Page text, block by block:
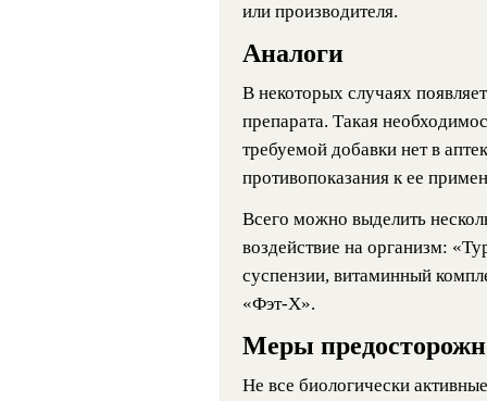
или производителя.
Аналоги
В некоторых случаях
препарата. Такая
требуемой добавки нет в
противопоказания к ее
Всего можно выделить
воздействие на организм:
суспензии, витаминный
«Фэт-Х».
Меры
Не все биологически